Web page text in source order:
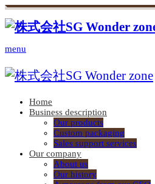
menu
Home
Business description
Our products
Custom packaging
Sales support services
Our company
About us
Our history